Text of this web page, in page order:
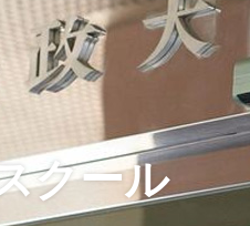
クール